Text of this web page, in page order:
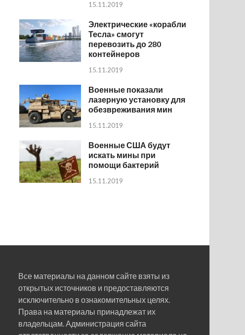
15.11.2019
Электрические «корабли
Тесла» смогут
перевозить до 280
контейнеров
15.11.2019
Военные показали
лазерную установку для
обезвреживания мин
15.11.2019
Военные США будут
искать мины при
помощи бактерий
15.11.2019
Все материалы на данном сайте взяты из
открытых источников и предоставляются
исключительно в ознакомительных целях.
Права на материалы принадлежат их
владельцам. Администрация сайта